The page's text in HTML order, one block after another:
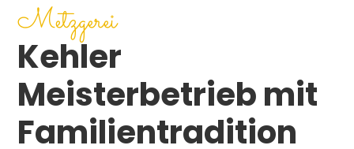
Metzgerei
Kehler
Meisterbetrieb mit
Familien­tradition